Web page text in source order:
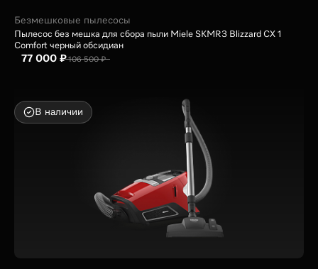
Безмешковые пылесосы
Пылесос без мешка для сбора пыли Miele SKMR3 Blizzard CX 1
Comfort черный обсидиан
77 000 ₽106 500 ₽
В наличии